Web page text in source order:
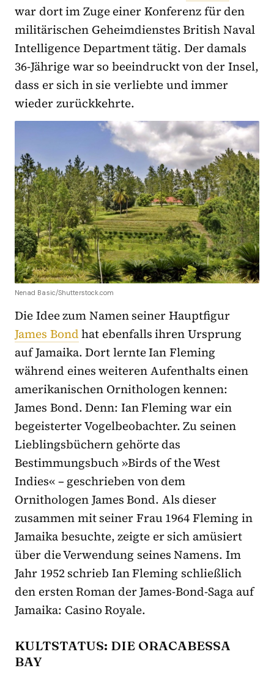
war dort im Zuge einer Konferenz für den
militärischen Geheimdienstes British Naval
Intelligence Department tätig. Der damals
36-Jährige war so beeindruckt von der Insel,
dass er sich in sie verliebte und immer
wieder zurückkehrte.
Nenad Basic/Shutterstock.com
Die Idee zum Namen seiner Hauptfigur
James Bondhat ebenfalls ihren Ursprung
auf Jamaika. Dort lernte Ian Fleming
während eines weiteren Aufenthalts einen
amerikanischen Ornithologen kennen:
James Bond. Denn: Ian Fleming war ein
begeisterter Vogelbeobachter. Zu seinen
Lieblingsbüchern gehörte das
Bestimmungsbuch »Birds of the West
Indies« – geschrieben von dem
Ornithologen James Bond. Als dieser
zusammen mit seiner Frau 1964 Fleming in
Jamaika besuchte, zeigte er sich amüsiert
über die Verwendung seines Namens. Im
Jahr 1952 schrieb Ian Fleming schließlich
den ersten Roman der James-Bond-Saga auf
Jamaika: Casino Royale.
KULTSTATUS: DIE ORACABESSA
BAY